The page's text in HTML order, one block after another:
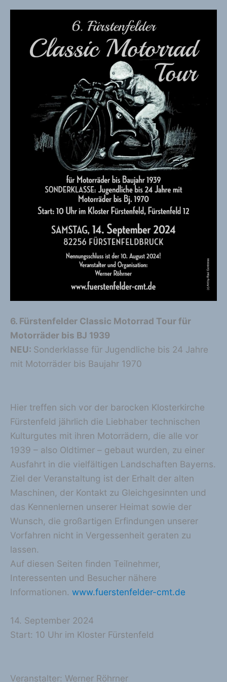
Tour
Motorräder
6. Fürstenfelder Classic Motorrad Tour für
Motorräder bis BJ 1939
NEU: Sonderklasse für Jugendliche bis 24 Jahre
mit Motorräder bis Baujahr 1970
Hier treffen sich vor der barocken Klosterkirche
Fürstenfeld jährlich die Liebhaber technischen
Kulturgutes mit ihren Motorrädern, die alle vor
1939 – also Oldtimer – gebaut wurden, zu einer
Ausfahrt in die vielfältigen Landschaften Bayerns.
Ziel der Veranstaltung ist der Erhalt der alten
Maschinen, der Kontakt zu Gleichgesinnten und
das Kennenlernen unserer Heimat sowie der
Wunsch, die großartigen Erfindungen unserer
Vorfahren nicht in Vergessenheit geraten zu
lassen.
Auf diesen Seiten finden Teilnehmer,
Interessenten und Besucher nähere
Informationen. www.fuerstenfelder-cmt.de
14. September 2024
Start: 10 Uhr im Kloster Fürstenfeld
Veranstalter: Werner Röhrner